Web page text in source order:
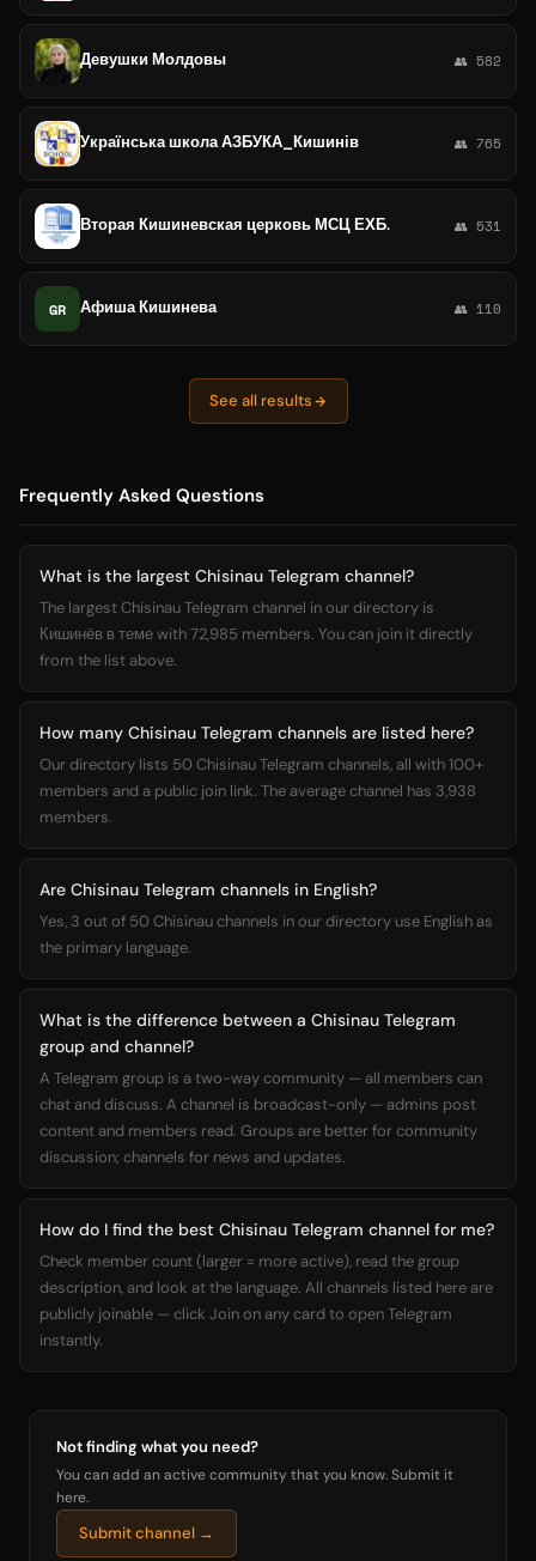
Девушки Молдовы 👥 582
Українська школа АЗБУКА_Кишинів 👥 765
Вторая Кишиневская церковь МСЦ ЕХБ. 👥 531
GR Афиша Кишинева 👥 110
See all results
Frequently Asked Questions
What is the largest Chisinau Telegram channel?
The largest Chisinau Telegram channel in our directory is
Кишинёв в теме with 72,985 members. You can join it directly
from the list above.
How many Chisinau Telegram channels are listed here?
Our directory lists 50 Chisinau Telegram channels, all with 100+
members and a public join link. The average channel has 3,938
members.
Are Chisinau Telegram channels in English?
Yes, 3 out of 50 Chisinau channels in our directory use English as
the primary language.
What is the difference between a Chisinau Telegram
group and channel?
A Telegram group is a two-way community — all members can
chat and discuss. A channel is broadcast-only — admins post
content and members read. Groups are better for community
discussion; channels for news and updates.
How do I find the best Chisinau Telegram channel for me?
Check member count (larger = more active), read the group
description, and look at the language. All channels listed here are
publicly joinable — click Join on any card to open Telegram
instantly.
Not finding what you need?
You can add an active community that you know. Submit it
here.
Submit channel →